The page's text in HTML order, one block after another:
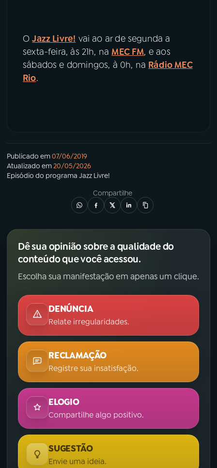
OJazz Livre! vai ao ar de segunda a
sexta-feira, às 21h, na MEC FM, e aos
sábados e domingos, à 0h, na Rádio MEC
Rio.
Publicado em07/06/2019
Atualizado em20/05/2026
Episódio do programa Jazz Livre!
Compartilhe
Dê sua opinião sobre a qualidade do
conteúdo que você acessou.
Escolha sua manifestação em apenas um clique.
DENÚNCIA
Relate irregularidades.
RECLAMAÇÃO
Registre sua insatisfação.
ELOGIO
Compartilhe algo positivo.
SUGESTÃO
Envie uma ideia.